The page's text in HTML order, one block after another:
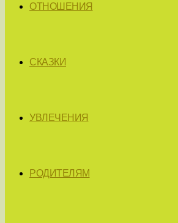
ОТНОШЕНИЯ
СКАЗКИ
УВЛЕЧЕНИЯ
РОДИТЕЛЯМ